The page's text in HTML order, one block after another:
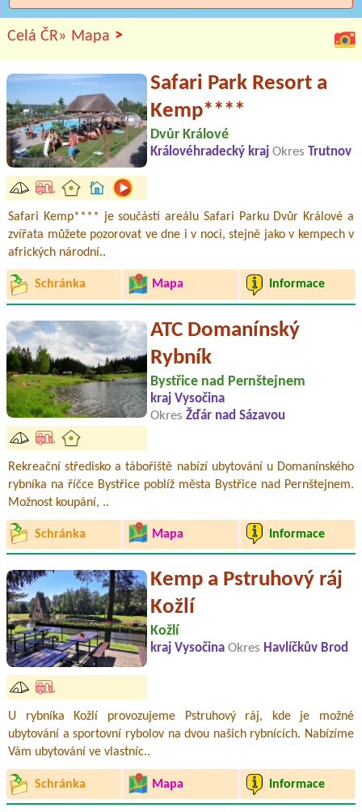
Celá ČR» Mapa >
Safari Park Resort a
Kemp****
Dvůr Králové
Královéhradecký kraj Okres Trutnov
Safari Kemp**** je součástí areálu Safari Parku Dvůr Králové a
zvířata můžete pozorovat ve dne i v noci, stejně jako v kempech v
afrických národní..
Schránka Mapa Informace
ATC Domanínský
Rybník
Bystřice nad Pernštejnem
kraj Vysočina
Okres Žďár nad Sázavou
Rekreační středisko a tábořiště nabízí ubytování u Domanínského
rybníka na říčce Bystřice poblíž města Bystřice nad Pernštejnem.
Možnost koupání, ..
Schránka Mapa Informace
Kemp a Pstruhový ráj
Kožlí
Kožlí
kraj Vysočina Okres Havlíčkův Brod
U rybníka Kožlí provozujeme Pstruhový ráj, kde je možné
ubytování a sportovní rybolov na dvou našich rybnících. Nabízíme
Vám ubytování ve vlastníc..
Schránka Mapa Informace